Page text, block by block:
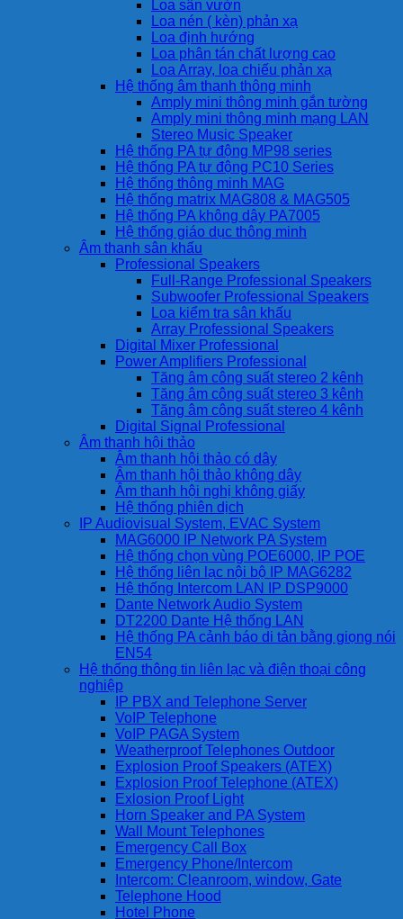
Loa sân vườn
Loa nén ( kèn) phản xạ
Loa định hướng
Loa phân tán chất lượng cao
Loa Array, loa chiếu phản xạ
Hệ thống âm thanh thông minh
Amply mini thông minh gắn tường
Amply mini thông minh mạng LAN
Stereo Music Speaker
Hệ thống PA tự động MP98 series
Hệ thống PA tự động PC10 Series
Hệ thống thông minh MAG
Hệ thống matrix MAG808 & MAG505
Hệ thống PA không dây PA7005
Hệ thống giáo dục thông minh
Âm thanh sân khấu
Professional Speakers
Full-Range Professional Speakers
Subwoofer Professional Speakers
Loa kiểm tra sân khấu
Array Professional Speakers
Digital Mixer Professional
Power Amplifiers Professional
Tăng âm công suất stereo 2 kênh
Tăng âm công suất stereo 3 kênh
Tăng âm công suất stereo 4 kênh
Digital Signal Professional
Âm thanh hội thảo
Âm thanh hội thảo có dây
Âm thanh hội thảo không dây
Âm thanh hội nghị không giấy
Hệ thống phiên dịch
IP Audiovisual System, EVAC System
MAG6000 IP Network PA System
Hệ thống chọn vùng POE6000, IP POE
Hệ thống liên lạc nội bộ IP MAG6282
Hệ thống Intercom LAN IP DSP9000
Dante Network Audio System
DT2200 Dante Hệ thống LAN
Hệ thống PA cảnh báo di tản bằng giọng nói
EN54
Hệ thống thông tin liên lạc và điện thoại công
nghiệp
IP PBX and Telephone Server
VoIP Telephone
VoIP PAGA System
Weatherproof Telephones Outdoor
Explosion Proof Speakers (ATEX)
Explosion Proof Telephone (ATEX)
Exlosion Proof Light
Horn Speaker and PA System
Wall Mount Telephones
Emergency Call Box
Emergency Phone/Intercom
Intercom: Cleanroom, window, Gate
Telephone Hood
Hotel Phone